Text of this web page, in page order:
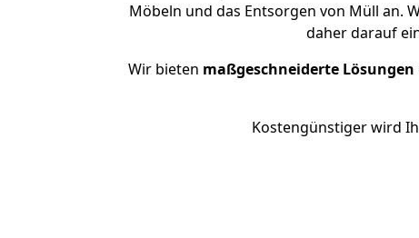
Möbeln und das Entsorgen von Müll an.
daher darauf
Wir bieten maßgeschneiderte Lösungen
Kostengünstiger wird